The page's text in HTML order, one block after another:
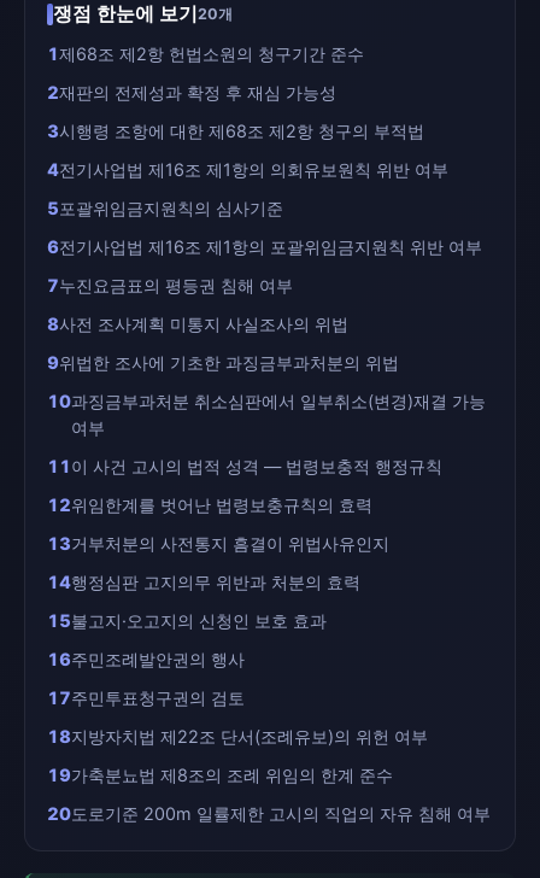
쟁점 한눈에 보기20개
1제68조 제2항 헌법소원의 청구기간 준수
2재판의 전제성과 확정 후 재심 가능성
3시행령 조항에 대한 제68조 제2항 청구의 부적법
4전기사업법 제16조 제1항의 의회유보원칙 위반 여부
5포괄위임금지원칙의 심사기준
6전기사업법 제16조 제1항의 포괄위임금지원칙 위반 여부
7누진요금표의 평등권 침해 여부
8사전 조사계획 미통지 사실조사의 위법
9위법한 조사에 기초한 과징금부과처분의 위법
10과징금부과처분 취소심판에서 일부취소(변경)재결 가능
여부
11이 사건 고시의 법적 성격 — 법령보충적 행정규칙
12위임한계를 벗어난 법령보충규칙의 효력
13거부처분의 사전통지 흠결이 위법사유인지
14행정심판 고지의무 위반과 처분의 효력
15불고지·오고지의 신청인 보호 효과
16주민조례발안권의 행사
17주민투표청구권의 검토
18지방자치법 제22조 단서(조례유보)의 위헌 여부
19가축분뇨법 제8조의 조례 위임의 한계 준수
20도로기준 200m 일률제한 고시의 직업의 자유 침해 여부